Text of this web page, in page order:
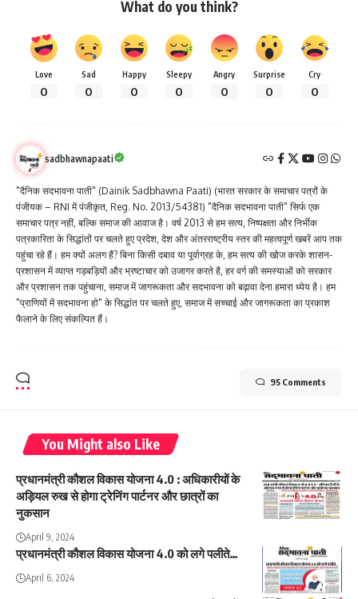
What do you think?
Love
0
Sad
0
Happy
0
Sleepy
0
Angry
0
Surprise
0
Cry
0
sadbhawnapaati
"दैनिक सदभावना पाती" (Dainik Sadbhawna Paati) (भारत सरकार के समाचार पत्रों के
पंजीयक – RNI में पंजीकृत, Reg. No. 2013/54381) "दैनिक सदभावना पाती" सिर्फ एक
समाचार पत्र नहीं, बल्कि समाज की आवाज है। वर्ष 2013 से हम सत्य, निष्पक्षता और निर्भीक
पत्रकारिता के सिद्धांतों पर चलते हुए प्रदेश, देश और अंतरराष्ट्रीय स्तर की महत्वपूर्ण खबरें आप तक
पहुंचा रहे हैं। हम क्यों अलग हैं? बिना किसी दबाव या पूर्वाग्रह के, हम सत्य की खोज करके शासन-
प्रशासन में व्याप्त गड़बड़ियों और भ्रष्टाचार को उजागर करते है, हर वर्ग की समस्याओं को सरकार
और प्रशासन तक पहुंचाना, समाज में जागरूकता और सदभावना को बढ़ावा देना हमारा ध्येय है। हम
"प्राणियों में सदभावना हो" के सिद्धांत पर चलते हुए, समाज में सच्चाई और जागरूकता का प्रकाश
फैलाने के लिए संकल्पित हैं।
95 Comments
You Might also Like
प्रधानमंत्री कौशल विकास योजना 4.0 : अधिकारीयों के
अड़ियल रुख से होगा ट्रेनिंग पार्टनर और छात्रों का
नुकसान
April 9, 2024
प्रधानमंत्री कौशल विकास योजना 4.0 को लगे पलीते…
April 6, 2024